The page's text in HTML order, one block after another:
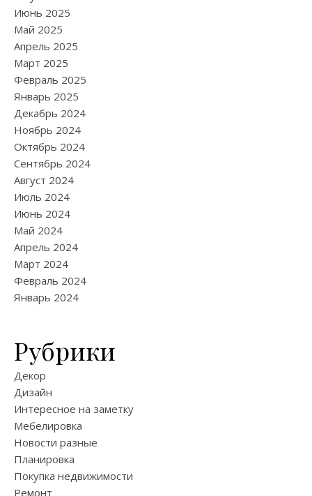
Июнь 2025
Май 2025
Апрель 2025
Март 2025
Февраль 2025
Январь 2025
Декабрь 2024
Ноябрь 2024
Октябрь 2024
Сентябрь 2024
Август 2024
Июль 2024
Июнь 2024
Май 2024
Апрель 2024
Март 2024
Февраль 2024
Январь 2024
Рубрики
Декор
Дизайн
Интересное на заметку
Мебелировка
Новости разные
Планировка
Покупка недвижимости
Ремонт